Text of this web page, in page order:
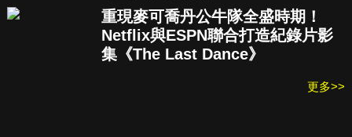
重現麥可喬丹公牛隊全盛時期！
Netflix與ESPN聯合打造紀錄片影
集《The Last Dance》
更多>>